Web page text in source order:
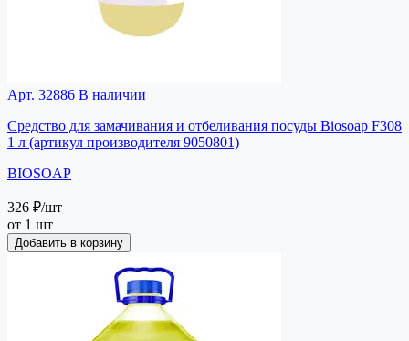
Арт. 32886 В наличии
Средство для замачивания и отбеливания посуды Biosoap F308
1 л (артикул производителя 9050801)
BIOSOAP
326 ₽/шт
от 1 шт
Добавить в корзину